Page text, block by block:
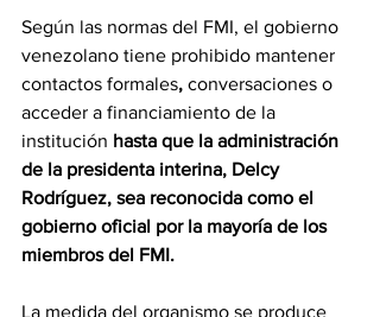
Según las normas del FMI, el gobierno
venezolano tiene prohibido mantener
contactos formales, conversaciones o
acceder a financiamiento de la
institución hasta que la administración
de la presidenta interina, Delcy
Rodríguez, sea reconocida como el
gobierno oficial por la mayoría de los
miembros del FMI.
La medida del organismo se produce